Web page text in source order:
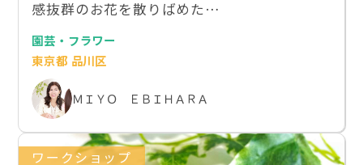
感抜群のお花を散りばめた…
園芸・フラワー
東京都 品川区
ＭＩＹＯ ＥＢＩＨＡＲＡ
ワークショップ